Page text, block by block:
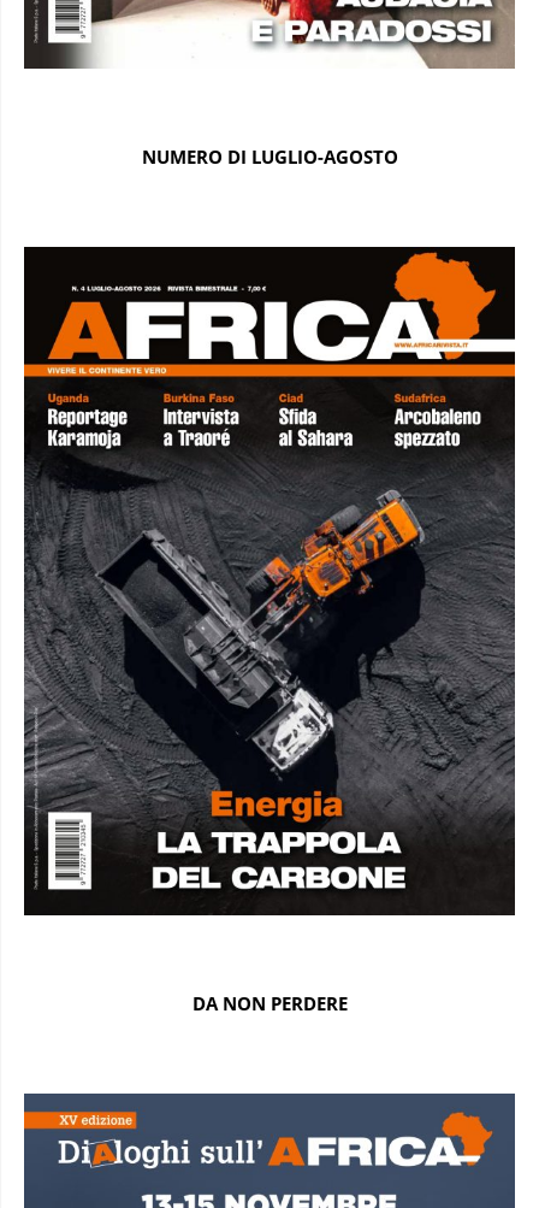
NUMERO DI LUGLIO-AGOSTO
DA NON PERDERE